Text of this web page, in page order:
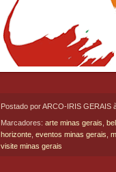
Postado porARCO-IRIS GERAIS
Marcadores: arte minas gerais
horizonte eventos minas gerais
visite minas gerais